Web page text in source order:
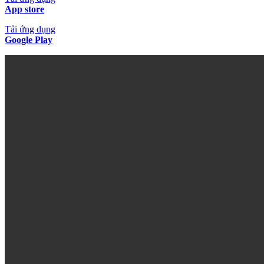
App store
Tải ứng dụng
Google Play